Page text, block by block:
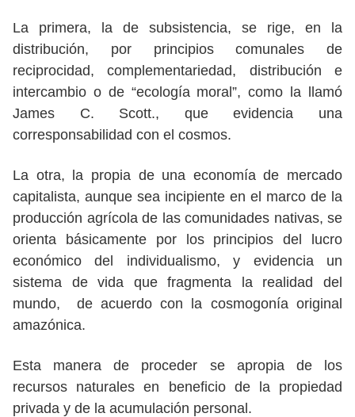
La primera, la de subsistencia, se rige, en la
distribución, por principios comunales de
reciprocidad, complementariedad, distribución e
intercambio o de “ecología moral”, como la llamó
James C. Scott., que evidencia una
corresponsabilidad con el cosmos.
La otra, la propia de una economía de mercado
capitalista, aunque sea incipiente en el marco de la
producción agrícola de las comunidades nativas, se
orienta básicamente por los principios del lucro
económico del individualismo, y evidencia un
sistema de vida que fragmenta la realidad del
mundo, de acuerdo con la cosmogonía original
amazónica.
Esta manera de proceder se apropia de los
recursos naturales en beneficio de la propiedad
privada y de la acumulación personal.